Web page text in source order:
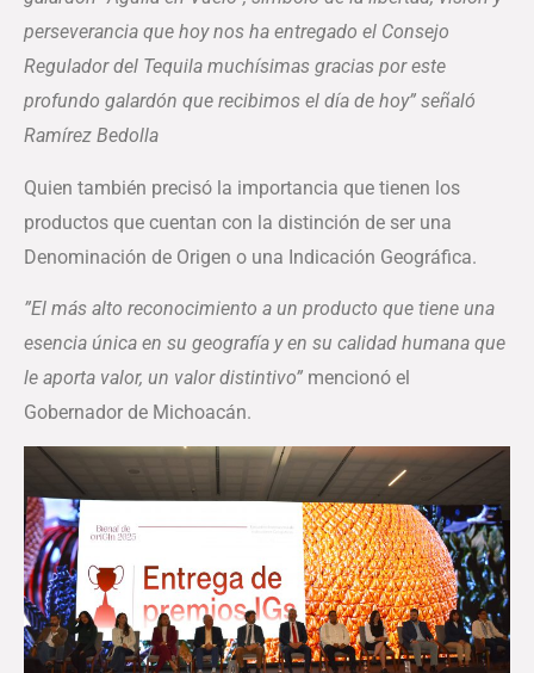
perseverancia que hoy nos ha entregado el Consejo
Regulador del Tequila muchísimas gracias por este
profundo galardón que recibimos el día de hoy” señaló
Ramírez Bedolla
Quien también precisó la importancia que tienen los
productos que cuentan con la distinción de ser una
Denominación de Origen o una Indicación Geográfica.
”El más alto reconocimiento a un producto que tiene una
esencia única en su geografía y en su calidad humana que
le aporta valor, un valor distintivo” mencionó el
Gobernador de Michoacán.